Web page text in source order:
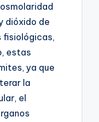
dióxido de
fisiológicas,
estas
ya que
la
el